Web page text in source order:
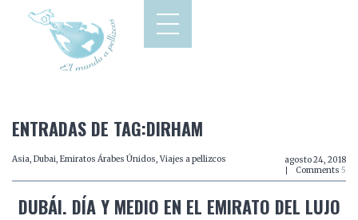
ENTRADAS DE TAG:DIRHAM
Asia, Dubai, Emiratos Árabes Únidos, Viajes a pellizcos
agosto 24, 2018
Comments 5
DUBÁI. DÍA Y MEDIO EN EL EMIRATO DEL LUJO